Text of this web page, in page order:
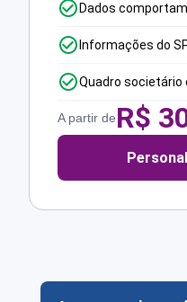
Dados
Informações do
Quadro
A partir deR$